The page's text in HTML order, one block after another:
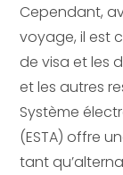
Cependant,
voyage, il est
de visa et les
et les autres
Système
(ESTA) offre
tant